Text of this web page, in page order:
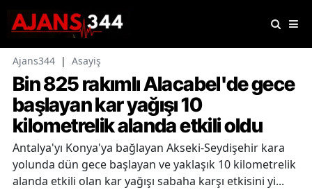
Ajans344 | Asayiş
Bin 825 rakımlı Alacabel'de gece
başlayan kar yağışı 10
kilometrelik alanda etkili oldu
Antalya'yı Konya'ya bağlayan Akseki-Seydişehir kara
yolunda dün gece başlayan ve yaklaşık 10 kilometrelik
alanda etkili olan kar yağışı sabaha karşı etkisini yi...